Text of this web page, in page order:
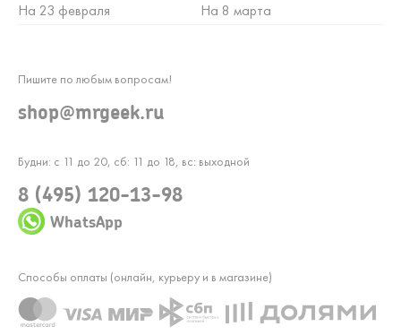
На 23 февраля
На 8 марта
Будни: с 11 до 20, сб: 11 до 18, вс: выходной
8 (495) 120-13-98
WhatsApp
Пишите по любым вопросам!
shop@mrgeek.ru
Способы оплаты (онлайн, курьеру и в магазине)